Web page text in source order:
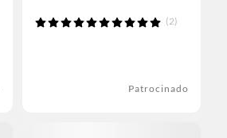
(2)
Patrocinado